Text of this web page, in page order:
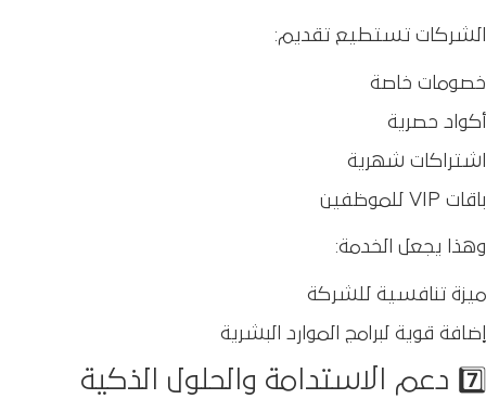
الشركات تستطيع تقديم:
خصومات خاصة
أكواد حصرية
اشتراكات شهرية
باقات VIP للموظفين
وهذا يجعل الخدمة:
ميزة تنافسية للشركة
إضافة قوية لبرامج الموارد البشرية
7️⃣ دعم الاستدامة والحلول الذكية